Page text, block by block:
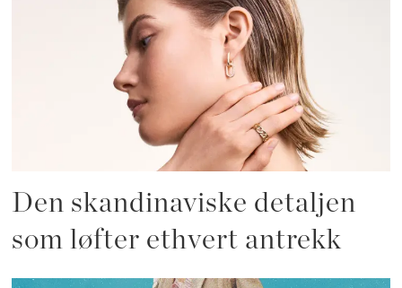
Den skandinaviske detaljen
som løfter ethvert antrekk